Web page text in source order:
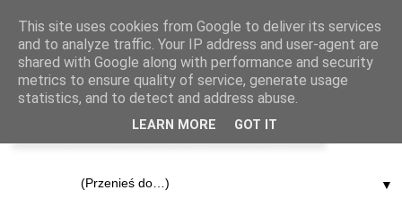
▼
This site uses cookies from Google to deliver its services
and to analyze traffic. Your IP address and user-agent are
shared with Google along with performance and security
metrics to ensure quality of service, generate usage
statistics, and to detect and address abuse.
LEARN MORE GOT IT